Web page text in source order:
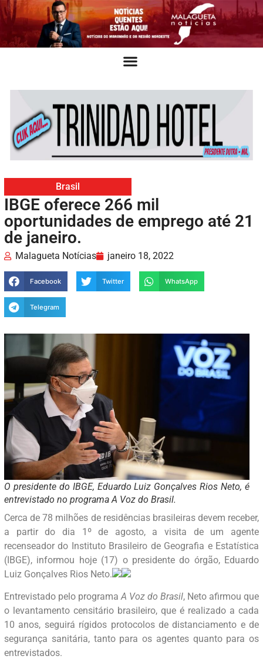
Brasil
IBGE oferece 266 mil
oportunidades de emprego até 21
de janeiro.
Malagueta Notícias janeiro 18, 2022
Facebook Twitter WhatsApp
Telegram
O presidente do IBGE, Eduardo Luiz Gonçalves Rios Neto, é
entrevistado no programa A Voz do Brasil.
Cerca de 78 milhões de residências brasileiras devem receber,
a partir do dia 1º de agosto, a visita de um agente
recenseador do Instituto Brasileiro de Geografia e Estatística
(IBGE), informou hoje (17) o presidente do órgão, Eduardo
Luiz Gonçalves Rios Neto.
Entrevistado pelo programaA Voz do Brasil, Neto afirmou que
o levantamento censitário brasileiro, que é realizado a cada
10 anos, seguirá rígidos protocolos de distanciamento e de
segurança sanitária, tanto para os agentes quanto para os
entrevistados.